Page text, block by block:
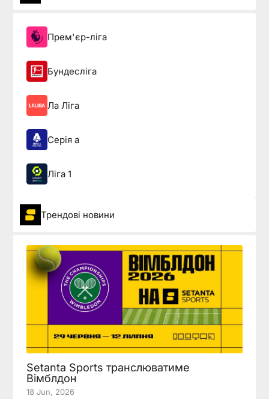
Прем'єр-ліга
Бундесліга
Ла Ліга
Серія а
Ліга 1
Трендові новини
Setanta Sports транслюватиме
Вімблдон
18 Jun, 2026